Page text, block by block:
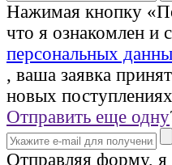
Нажимая кнопку
что я ознакомлен и
персональных
, ваша заявка
новых
Отправить еще одну
Отправляя форму,